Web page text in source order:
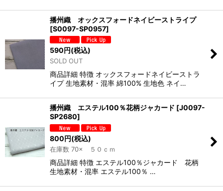
播州織 オックスフォードネイビーストライプ
[S0097-SP0957]
590円(税込)
SOLD OUT
商品詳細 特徴 オックスフォードネイビーストラ
イプ 生地素材・混率 綿100% 生地色 ネイ…
播州織 エステル100％花柄ジャカード [J0097-
SP2680]
800円(税込)
在庫数 70× ５０ｃｍ
商品詳細 特徴 エステル100％ジャカード 花柄
生地素材・混率 エステル100％ …